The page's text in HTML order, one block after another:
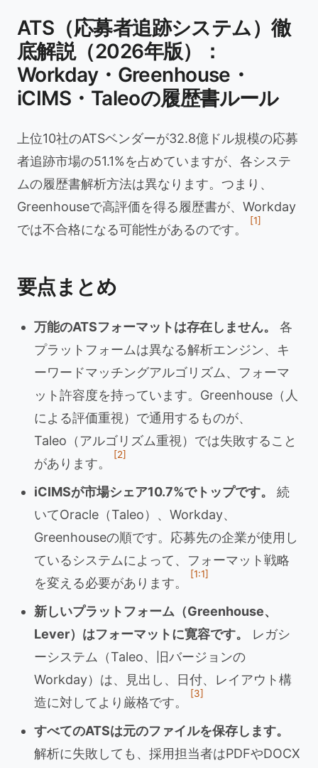
ATS（応募者追跡システム）徹
底解説（2026年版）：
Workday・Greenhouse・
iCIMS・Taleoの履歴書ルール
上位10社のATSベンダーが32.8億ドル規模の応募
者追跡市場の51.1%を占めていますが、各システ
ムの履歴書解析方法は異なります。つまり、
Greenhouseで高評価を得る履歴書が、Workday
では不合格になる可能性があるのです。
[1]
要点まとめ
万能のATSフォーマットは存在しません。
各
プラットフォームは異なる解析エンジン、キ
ーワードマッチングアルゴリズム、フォーマ
ット許容度を持っています。Greenhouse（人
による評価重視）で通用するものが、
Taleo（アルゴリズム重視）では失敗すること
があります。
[2]
iCIMSが市場シェア10.7%でトップです。
続
いてOracle（Taleo）、Workday、
Greenhouseの順です。応募先の企業が使用し
ているシステムによって、フォーマット戦略
を変える必要があります。
[1:1]
新しいプラットフォーム（Greenhouse、
Lever）はフォーマットに寛容です。
レガシ
ーシステム（Taleo、旧バージョンの
Workday）は、見出し、日付、レイアウト構
造に対してより厳格です。
[3]
すべてのATSは元のファイルを保存します。
解析に失敗しても、採用担当者はPDFやDOCX